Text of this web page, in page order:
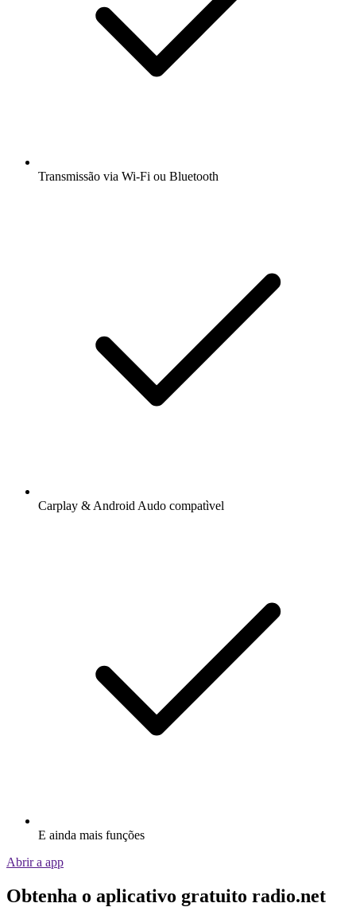
Transmissão via Wi-Fi ou Bluetooth
Carplay & Android Audo compatìvel
E ainda mais funções
Abrir a app
Obtenha o aplicativo gratuito radio.net